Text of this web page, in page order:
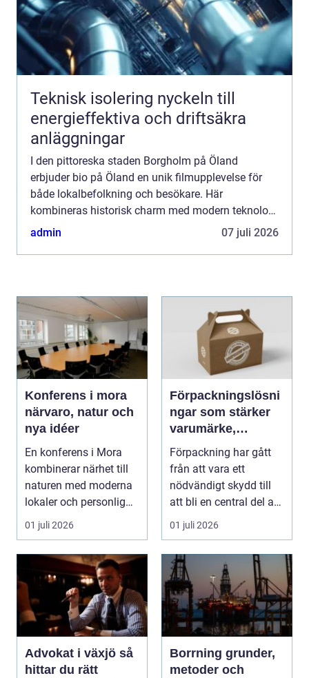
Teknisk isolering nyckeln till
energieffektiva och driftsäkra
anläggningar
I den pittoreska staden Borgholm på Öland
erbjuder bio på Öland en unik filmupplevelse för
både lokalbefolkning och besökare. Här
kombineras historisk charm med modern teknologi
för att förhöj...
admin 07 juli 2026
Konferens i mora
närvaro, natur och
nya idéer
En konferens i Mora
kombinerar närhet till
naturen med moderna
lokaler och personlig
service. För må...
01 juli 2026
Förpackningslösni
ngar som stärker
varumärke,
hållbarhet och
lönsamhet
Förpackning har gått
från att vara ett
nödvändigt skydd till
att bli en central del av
varumärket, k...
01 juli 2026
Advokat i växjö så
hittar du rätt
Borrning grunder,
metoder och